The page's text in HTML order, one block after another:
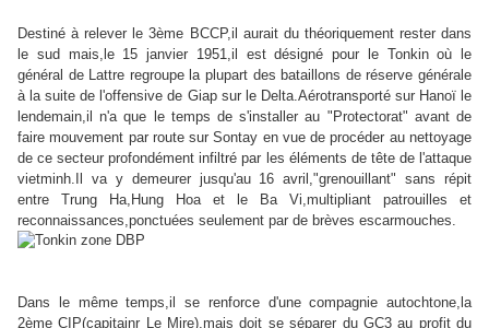
Destiné à relever le 3ème BCCP,il aurait du théoriquement rester dans
le sud mais,le 15 janvier 1951,il est désigné pour le Tonkin où le
général de Lattre regroupe la plupart des bataillons de réserve générale
à la suite de l'offensive de Giap sur le Delta.Aérotransporté sur Hanoï le
lendemain,il n'a que le temps de s'installer au "Protectorat" avant de
faire mouvement par route sur Sontay en vue de procéder au nettoyage
de ce secteur profondément infiltré par les éléments de tête de l'attaque
vietminh.Il va y demeurer jusqu'au 16 avril,"grenouillant" sans répit
entre Trung Ha,Hung Hoa et le Ba Vi,multipliant patrouilles et
reconnaissances,ponctuées seulement par de brèves escarmouches.
Dans le même temps,il se renforce d'une compagnie autochtone,la
2ème CIP(capitainr Le Mire),mais doit se séparer du GC3 au profit du